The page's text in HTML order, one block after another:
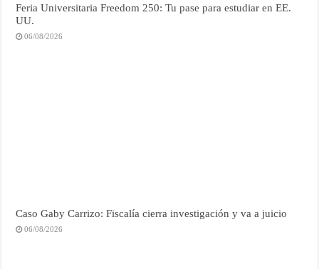
Feria Universitaria Freedom 250: Tu pase para estudiar en EE.
UU.
06/08/2026
Caso Gaby Carrizo: Fiscalía cierra investigación y va a juicio
06/08/2026